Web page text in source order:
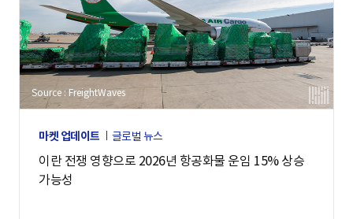
Source : FreightWaves
마켓 업데이트 글로벌 뉴스
이란 전쟁 영향으로 2026년 항공화물 운임 15% 상승
가능성